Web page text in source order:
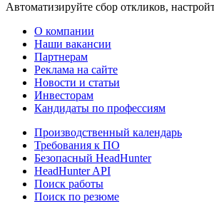
Автоматизируйте сбор откликов,
О компании
Наши вакансии
Партнерам
Реклама на сайте
Новости и статьи
Инвесторам
Кандидаты по профессиям
Производственный календарь
Требования к ПО
Безопасный HeadHunter
HeadHunter API
Поиск работы
Поиск по резюме